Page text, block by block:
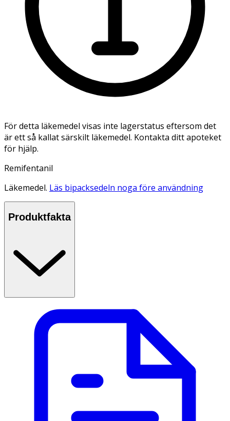
För detta läkemedel visas inte lagerstatus eftersom det
är ett så kallat särskilt läkemedel. Kontakta ditt apoteket
för hjälp.
Remifentanil
Läkemedel. Läs bipacksedeln noga före användning
Produktfakta